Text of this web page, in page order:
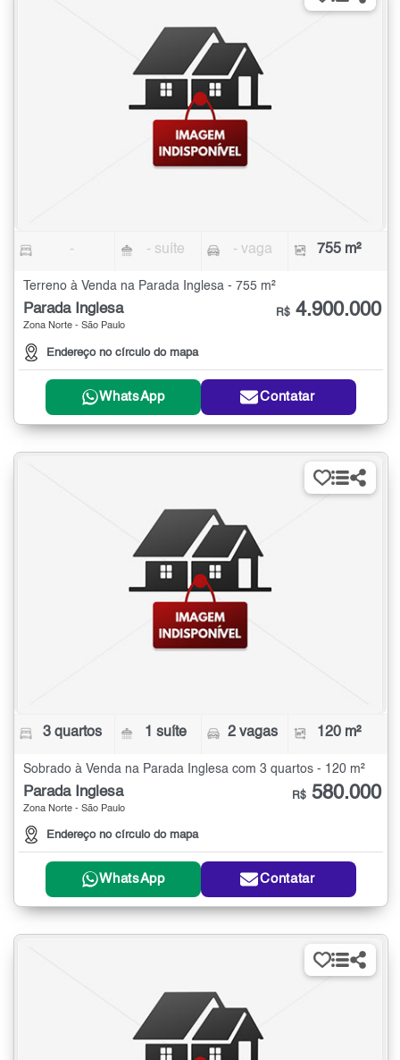
- - suíte - vaga 755 m²
Terreno à Venda na Parada Inglesa - 755 m²
Parada Inglesa
Zona Norte - São Paulo
Endereço no círculo do mapa
R$ 4.900.000
WhatsApp Contatar
3 quartos 1 suíte 2 vagas 120 m²
Sobrado à Venda na Parada Inglesa com 3 quartos - 120 m²
Parada Inglesa
Zona Norte - São Paulo
Endereço no círculo do mapa
R$ 580.000
WhatsApp Contatar